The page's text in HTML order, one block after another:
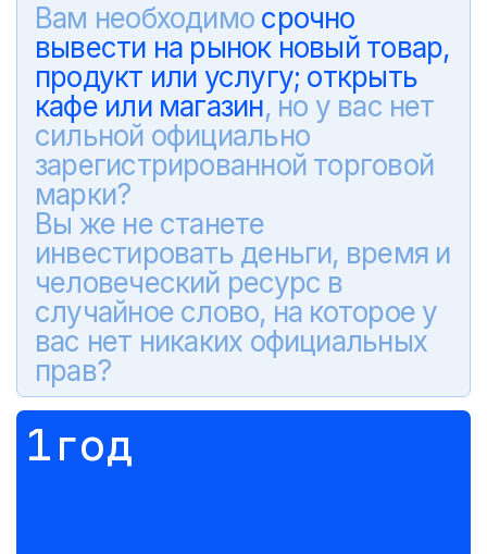
Вам необходимо срочно
вывести на рынок новый товар,
продукт или услугу; открыть
кафе или магазин, но у вас нет
сильной официально
зарегистрированной торговой
марки?
Вы же не станете
инвестировать деньги, время и
человеческий ресурс в
случайное слово, на которое у
вас нет никаких официальных
прав?
1год